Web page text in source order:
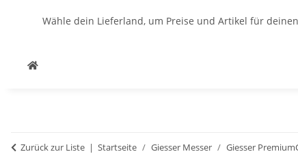
Wähle dein Lieferland, um Preise und Artikel für
Zurück zur Liste Startseite Giesser Messer Giesser